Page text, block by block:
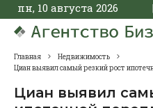
пн, 10 августа 2026
Главная
Недвижимость
Циан выявил самый резкий рост
Циан выявил